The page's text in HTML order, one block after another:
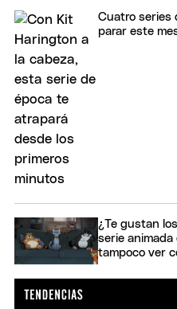
Cuatro series
parar este
¿Te gustan
serie
tampoco ver